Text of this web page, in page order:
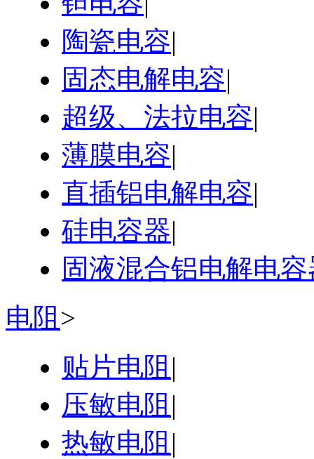
陶瓷电容|
固态电解电容|
超级、法拉电容|
薄膜电容|
直插铝电解电容|
硅电容器|
固液混合铝电解电
电阻 >
贴片电阻 |
压敏电阻 |
热敏电阻 |